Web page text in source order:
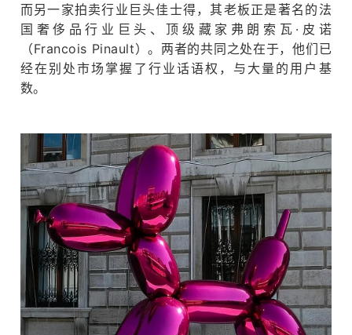
而另一家拍卖行业巨头佳士得，其老板正是著名的法
国奢侈品行业巨头、顶级藏家弗朗索瓦·皮诺
（Francois Pinault）。 两者的共同之处在于，他们已
经在别处市场掌握了行业话语权，与大量的用户基
数。